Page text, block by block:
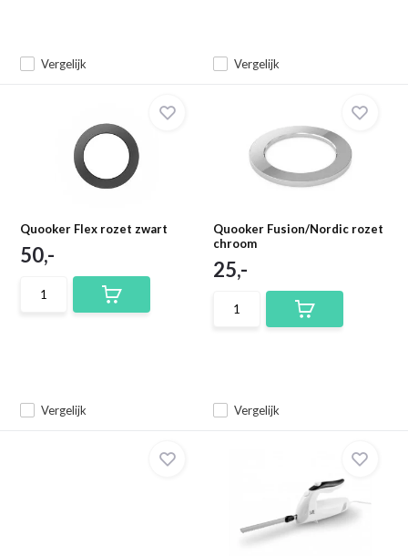
Vergelijk Vergelijk
Quooker Flex rozet zwart
Vergelijk
50,-
Quooker Fusion/Nordic rozet
chroom
Vergelijk
25,-